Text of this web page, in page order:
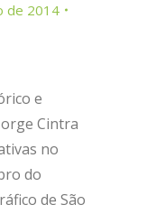
de 2014
e
Cintra
no
do
de São